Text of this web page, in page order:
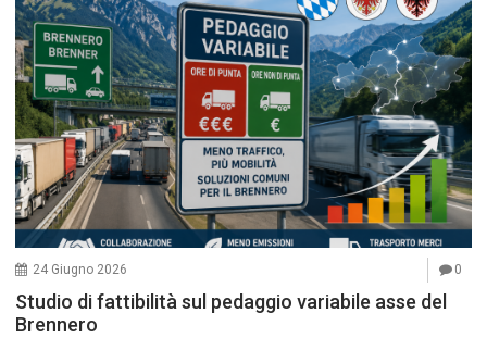
24 Giugno 2026 0
Studio di fattibilità sul pedaggio variabile asse del
Brennero